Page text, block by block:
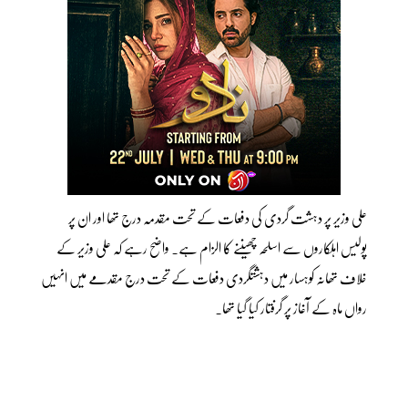
علی وزیر پر دہشت گردی کی دفعات کے تحت مقدمہ درج تھا اور ان پر
پولیس اہلکاروں سے اسلحہ چھیننے کا الزام ہے۔ واضح رہے کہ علی وزیر کے
خلاف تھانہ کوہسار میں دہشتگردی دفعات کے تحت درج مقدمے میں انہیں
رواں ماہ کے آغاز پر گرفتار کیا گیا تھا۔